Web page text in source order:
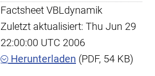
Factsheet VBLdynamik
Zuletzt aktualisiert: Thu Jun 29
22:00:00 UTC 2006
Herunterladen (PDF, 54 KB)